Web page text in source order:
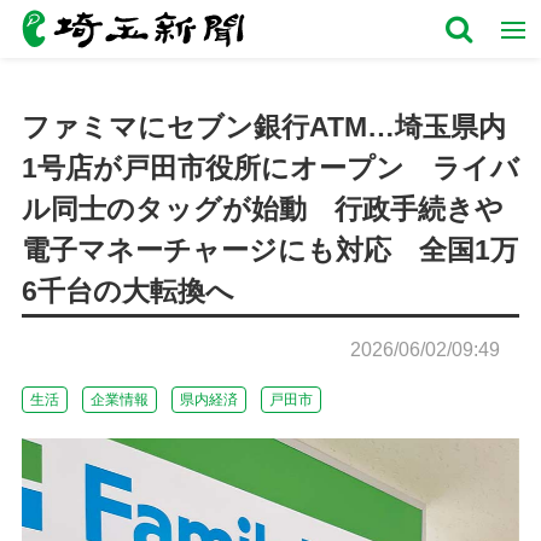
ファミマにセブン銀行ATM…埼玉県内
1号店が戸田市役所にオープン ライバ
ル同士のタッグが始動 行政手続きや
電子マネーチャージにも対応 全国1万
6千台の大転換へ
2026/06/02/09:49
生活 企業情報 県内経済 戸田市